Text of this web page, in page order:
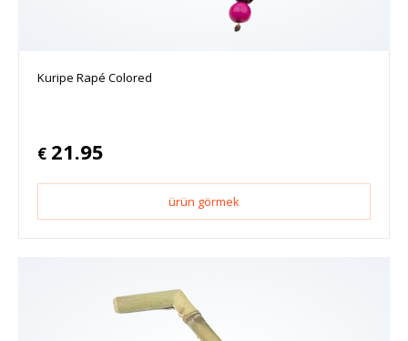
Kuripe Rapé Colored
€ 21.95
ürün görmek